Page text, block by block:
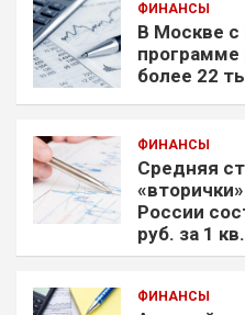
ФИНАНСЫ
В Москве с
программе
более 22
ФИНАНСЫ
Средняя
России
руб. за 1
ФИНАНСЫ